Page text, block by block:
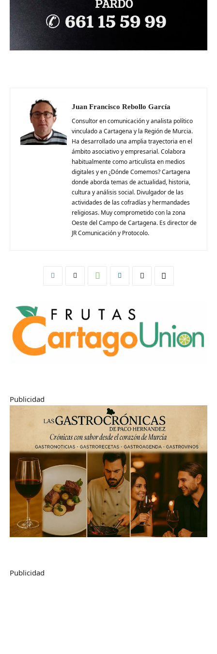
Juan Francisco Rebollo García
Consultor en comunicación y analista político
vinculado a Cartagena y la Región de Murcia.
Ha desarrollado una amplia trayectoria en el
ámbito asociativo y empresarial. Colabora
habitualmente como articulista en medios
digitales y en ¿Dónde Comemos? Cartagena
donde aborda temas de actualidad, historia,
cultura y análisis social. Divulgador de las
actividades de las cofradías y hermandades
religiosas. Muy comprometido con la zona
Oeste del Campo de Cartagena. Es director de
JR Comunicación y Protocolo.
Publicidad
Publicidad